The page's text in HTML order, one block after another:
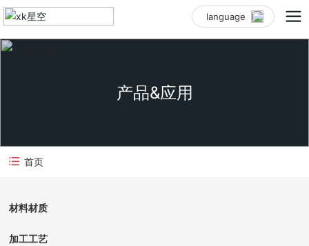
language
产品&应用
首页
材料材质
加工工艺